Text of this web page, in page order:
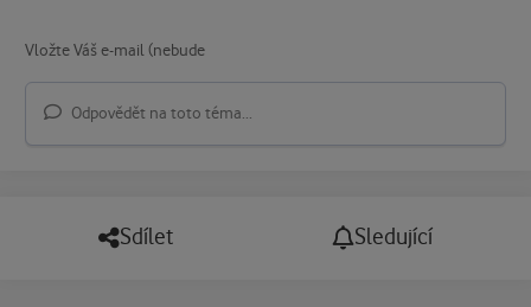
Odpovědět na toto téma...
Sdílet Sledující